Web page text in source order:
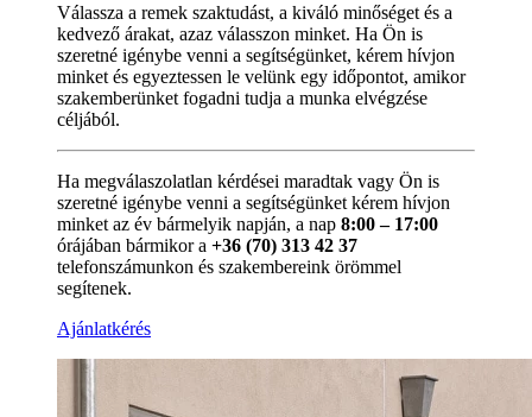
Válassza a remek szaktudást, a kiváló minőséget és a
kedvező árakat, azaz válasszon minket. Ha Ön is
szeretné igénybe venni a segítségünket, kérem hívjon
minket és egyeztessen le velünk egy időpontot, amikor
szakemberünket fogadni tudja a munka elvégzése
céljából.
Ha megválaszolatlan kérdései maradtak vagy Ön is
szeretné igénybe venni a segítségünket kérem hívjon
minket az év bármelyik napján, a nap 8:00 – 17:00
órájában bármikor a +36 (70) 313 42 37
telefonszámunkon és szakembereink örömmel
segítenek.
Ajánlatkérés